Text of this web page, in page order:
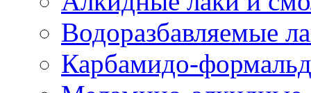
Водоразбавляемые
Карбамидо-